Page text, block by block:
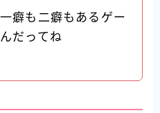
癖も二癖もあるゲー
だってね